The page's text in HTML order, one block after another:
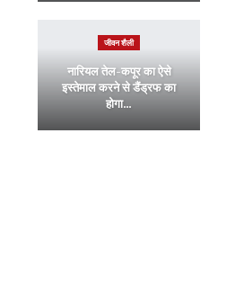
जीवन शैली
नारियल तेल-कपूर का ऐसे
इस्तेमाल करने से डैंड्रफ का
होगा…